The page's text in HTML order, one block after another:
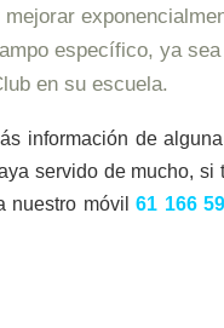
mejorar
específico, ya
en su escuela.
información de
servido de mucho,
nuestro móvil 61 166